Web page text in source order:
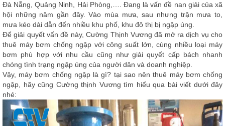
Đà Nẵng, Quảng Ninh, Hải Phòng,…. Đang là vấn đề nan giải của xã
hội những năm gần đây. Vào mùa mưa, sau nhưng trận mưa to,
mưa kéo dài dẫn đến nhiều khu phố, khu đô thị bị ngập úng.
Để giải quyết vấn đề này,Cường Thịnh Vương đã mở ra dịch vụ cho
thuê máy bơm chống ngập với công suất lớn, cùng nhiều loại máy
bơm phù hợp với nhu cầu cũng như giải quyết cấp bách nhanh
chóng tình trạng ngập úng của người dân và doanh nghiệp.
Vậy, máy bơm chống ngập là gì? tại sao nên thuê máy bơm chống
ngập, hãy cũng Cường thịnh Vương tìm hiểu qua bài viết dưới đây
nhé: